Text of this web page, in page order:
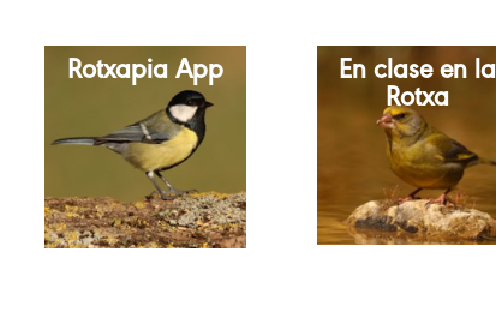
Rotxapia App
En clase en la
Rotxa